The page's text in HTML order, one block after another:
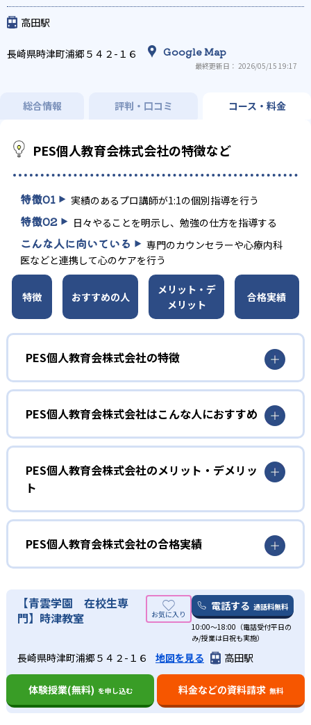
科目別特化対策
高田駅
長崎県時津町浦郷５４２-１６ Google Map
最終更新日： 2026/05/15 19:17
総合情報 評判・口コミ コース・料金
PES個人教育会株式会社の特徴など
特徴01 実績のあるプロ講師が1:1の個別指導を行う
特徴02 日々やることを明示し、勉強の仕方を指導する
こんな人に向いている
専門のカウンセラーや心療内科
医などと連携して心のケアを行う
特徴 おすすめの人
メリット・デ
メリット
合格実績
PES個人教育会株式会社の特徴
01
プロ講師が指導を行う
PES個人教育会では、実績を持つプロ講師が個別指導を行
う。大手予備校の人気講師や家庭教師などとの情報網があ
り、トップクラスのプロ講師を選抜している。講師は生徒
の学校のカリキュラムを網羅しており、定期テスト対策も
可能。伸び悩む生徒の成績を1:1の個別指導で伸ばしてい
く。成績がなぜ上がらないのか、その原因を分析して目標
達成のための道筋を逆算して計画を立てる。生徒のやる気
り、成績向上率は93％である。
02
PES個人教育会では、1:1の個別指導で生徒一人ひとりに適
した指導を行っている。生徒個人の状況を見ながら指導内
容を変えることができるので、成績向上の効果が得られ
る。個別指導では質問対応だけではなく、勉強の仕方も指
導するのがPES個人教育会のこだわりだ。日頃の勉強の仕
方を知っているかどうかが、成績を伸ばす重要な鍵にな
る。AO入試や推薦入試やにも対応している。
PES個人教育会株式会社はこんな人におすすめ
高校生
進学校・中高一貫高校の生徒向け
PES個人教育会は、進学校や中高一貫校の生徒におすすめ
だ。生徒の通っている学校に詳しいプロ講師が定期テスト
対策を行う。進学校や中高一貫校の生徒でよくあるケース
は、授業のレベルが高くてついていけないことだ。授業難
易度が成績上位者向けなので、つまずいてしまった生徒は
どうしたらいいかわからない負のスパイラルに陥ってしま
野、定期テスト対策の仕方を指導している。
高校生
AO入試や推薦入試を目指したい生徒
PES個人教育会では、AO入試や推薦入試の対策を行ってい
る。定期テストでの内申点対策をはじめとし、英検や学科
試験の対策も行う。大学と提携している学校では、推薦枠
を獲得するための指導もしている。まずは推薦枠を獲得す
PES個人教育会株式会社のメリット・デメリッ
ト
どんなメリットがある？
PES個人教育会のメリットは、レベルの高い講師がマンツ
ーマンで個別指導を行うことだ。中学校・高校のカリキュ
ラムや情報を網羅している講師が在籍しているので、定期
テスト対策もしっかり行うことができる。また、大学受験
に関しての情報量も多く、特に医学部受験の専門家が在籍
している。情報戦でもある受験を勝ち抜くには、適切な進
路アドバイスが必要である。生徒と目標ごとに最適な勉強
計画を作成し、定期テストや受験の対策を行うことができ
る。
また、メンタルケアも行い、やる気の向上、自信回復がで
きるように導いている。やる気が出ない理由を探り、解決
策を提示することで成績の向上が見込めるようになる。他
PES個人教育会株式会社の合格実績
PES個人教育会は、合格実績を公式サイトで公開し、合格
者を輩出した学校を多数記載している。合格実績は以下の
中学校の合格実績
ラ・サール中学校
【青雲学園 在校生専
門】時津教室
電話する 通話料無料
10:00～18:00（電話受付平日の
み/授業は日祝も実施）
長崎県時津町浦郷５４２-１６ 地図を見る 高田駅
体験授業(無料) を申し込む 料金などの資料請求 無料